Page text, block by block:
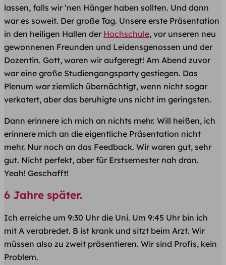
lassen, falls wir ‘nen Hänger haben sollten. Und dann
war es soweit. Der große Tag. Unsere erste Präsentation
in den heiligen Hallen der Hochschule, vor unseren neu
gewonnenen Freunden und Leidensgenossen und der
Dozentin. Gott, waren wir aufgeregt! Am Abend zuvor
war eine große Studiengangsparty gestiegen. Das
Plenum war ziemlich übernächtigt, wenn nicht sogar
verkatert, aber das beruhigte uns nicht im geringsten.
Dann erinnere ich mich an nichts mehr. Will heißen, ich
erinnere mich an die eigentliche Präsentation nicht
mehr. Nur noch an das Feedback. Wir waren gut, sehr
gut. Nicht perfekt, aber für Erstsemester nah dran.
Yeah! Geschafft!
6 Jahre später.
Ich erreiche um 9:30 Uhr die Uni. Um 9:45 Uhr bin ich
mit A verabredet. B ist krank und sitzt beim Arzt. Wir
müssen also zu zweit präsentieren. Wir sind Profis, kein
Problem.